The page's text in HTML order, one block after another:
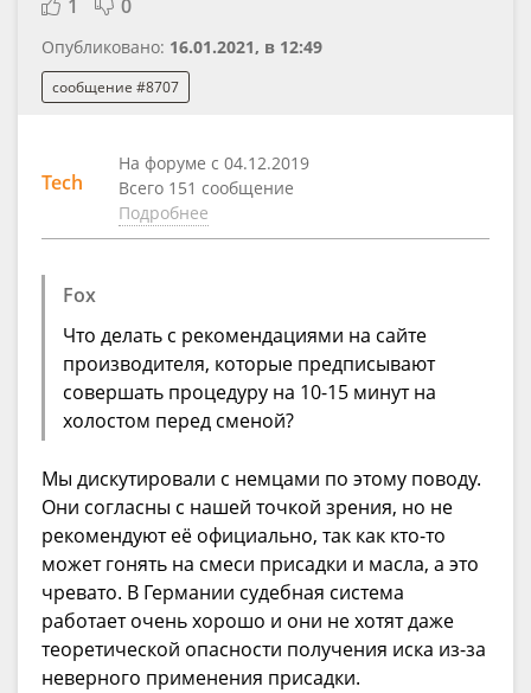
1 0
Опубликовано: 16.01.2021, в 12:49
сообщение #8707
Tech
На форуме с 04.12.2019
Всего 151 сообщение
Подробнее
Fox
Что делать с рекомендациями на сайте
производителя, которые предписывают
совершать процедуру на 10-15 минут на
холостом перед сменой?
Мы дискутировали с немцами по этому поводу.
Они согласны с нашей точкой зрения, но не
рекомендуют её официально, так как кто-то
может гонять на смеси присадки и масла, а это
чревато. В Германии судебная система
работает очень хорошо и они не хотят даже
теоретической опасности получения иска из-за
неверного применения присадки.